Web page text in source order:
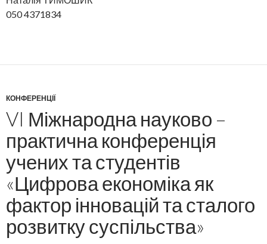
050 4371834
КОНФЕРЕНЦІЇ
VI Міжнародна науково –
практична конференція
учених та студентів
«Цифрова економіка як
фактор інновацій та сталого
розвитку суспільства»